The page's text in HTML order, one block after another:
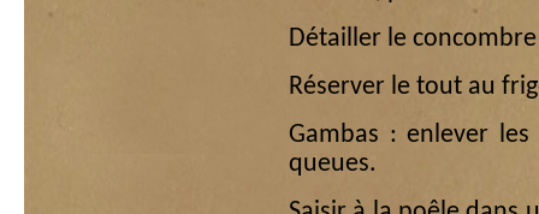
Détailler le
Réserver le tout au
Gambas : enlever
queues.